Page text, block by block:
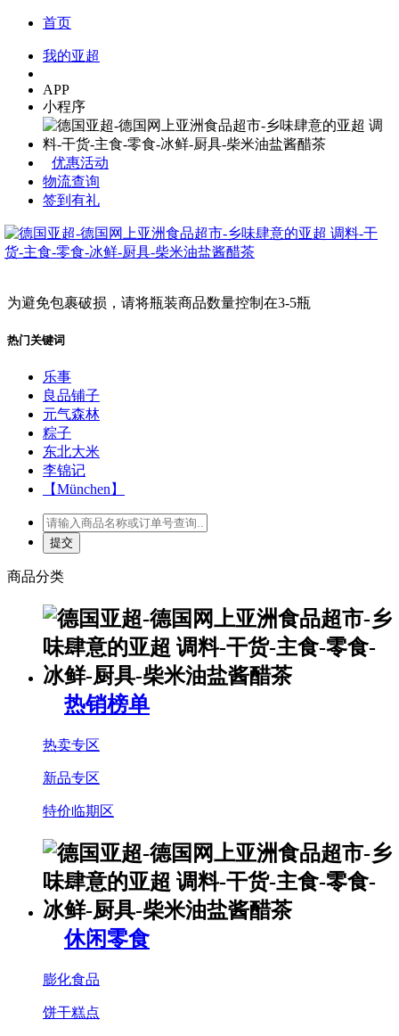
首页
我的亚超
APP
小程序
优惠活动
物流查询
签到有礼
为避免包裹破损，请将瓶装商品数量控制在3-5瓶
热门关键词
乐事
良品铺子
元气森林
粽子
东北大米
李锦记
【München】
商品分类
热销榜单
热卖专区
新品专区
特价临期区
休闲零食
膨化食品
饼干糕点